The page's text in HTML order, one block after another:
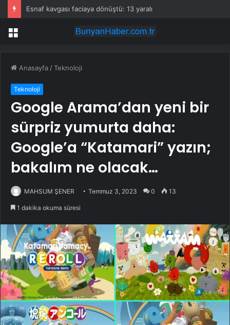
Esnaf kavgası faciaya dönüştü: 13 yaralı
Menü
Anasayfa /Teknoloji
Teknoloji
Google Arama’dan yeni bir
sürpriz yumurta daha:
Google’a “Katamari” yazın;
bakalım ne olacak…
MAHSUM ŞENER Temmuz 3, 2023 0 13
1 dakika okuma süresi